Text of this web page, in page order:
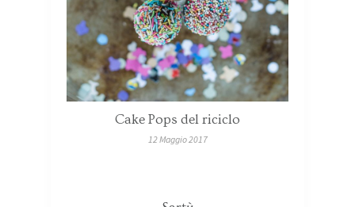
Cake Pops del riciclo
12 Maggio 2017